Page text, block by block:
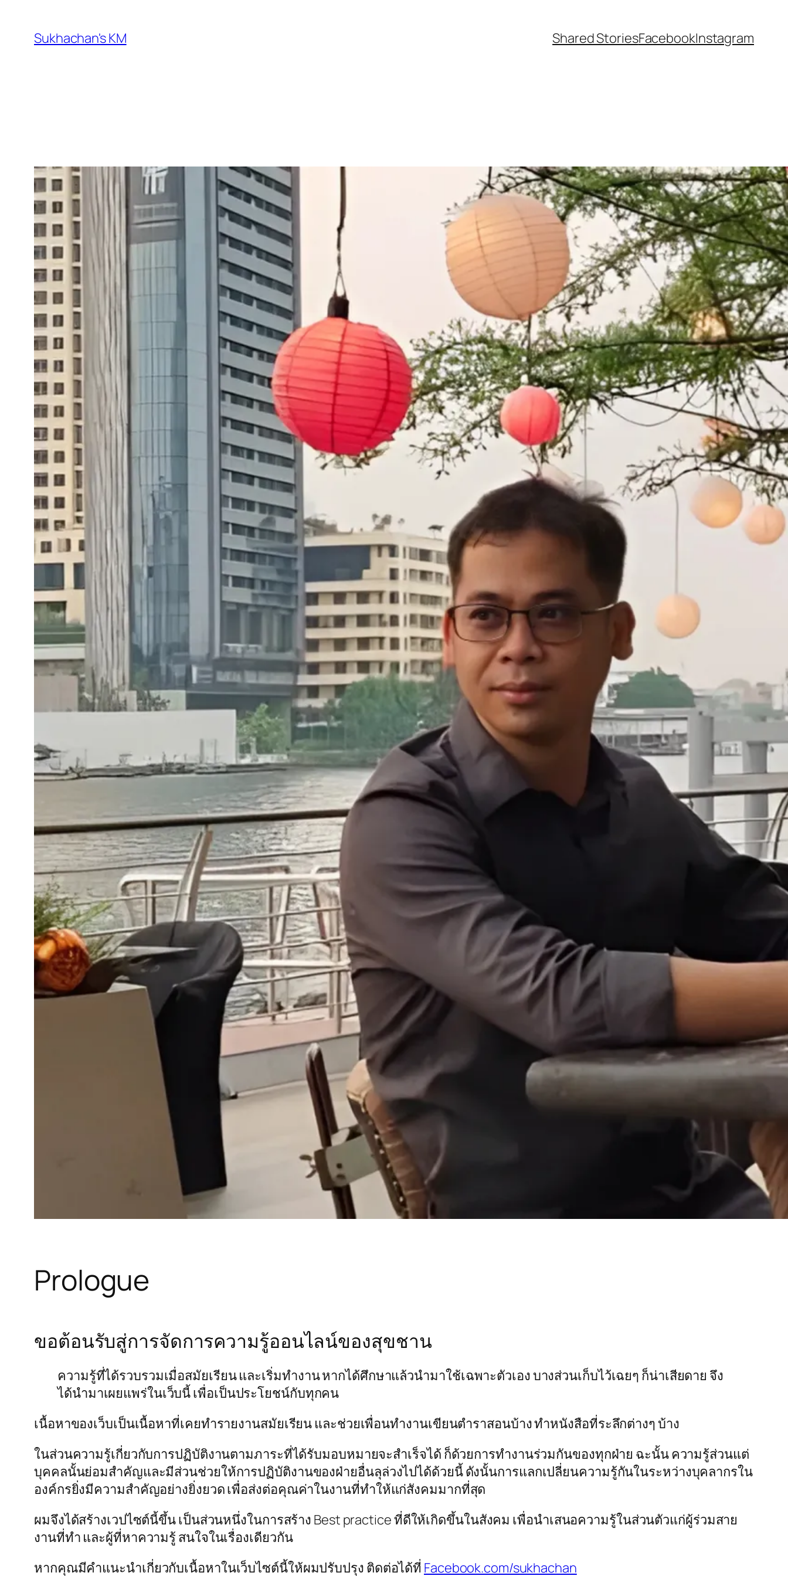
Sukhachan's KM Shared StoriesFacebookInstagram
Prologue
ขอต้อนรับสู่การจัดการความรู้ออนไลน์ของสุขชาน
ความรู้ที่ได้รวบรวมเมื่อสมัยเรียน และเริ่มทำงาน หากได้ศึกษาแล้วนำมาใช้เฉพาะตัวเอง บางส่วนเก็บไว้เฉยๆ ก็น่าเสียดาย จึง
ได้นำมาเผยแพร่ในเว็บนี้ เพื่อเป็นประโยชน์กับทุกคน
เนื้อหาของเว็บเป็นเนื้อหาที่เคยทำรายงานสมัยเรียน และช่วยเพื่อนทำงานเขียนตำราสอนบ้าง ทำหนังสือที่ระลึกต่างๆ บ้าง
ในส่วนความรู้เกี่ยวกับการปฏิบัติงานตามภาระที่ได้รับมอบหมายจะสำเร็จได้ ก็ด้วยการทำงานร่วมกันของทุกฝ่าย ฉะนั้น ความรู้ส่วนแต่
บุคคลนั้นย่อมสำคัญและมีส่วนช่วยให้การปฏิบัติงานของฝ่ายอื่นลุล่วงไปได้ด้วยนี้ ดังนั้นการแลกเปลี่ยนความรู้กันในระหว่างบุคลากรใน
องค์กรยิ่งมีความสำคัญอย่างยิ่งยวด เพื่อส่งต่อคุณค่าในงานที่ทำให้แก่สังคมมากที่สุด
ผมจึงได้สร้างเวปไซต์นี้ขึ้น เป็นส่วนหนึ่งในการสร้าง Best practice ที่ดีให้เกิดขึ้นในสังคม เพื่อนำเสนอความรู้ในส่วนตัวแก่ผู้ร่วมสาย
งานที่ทำ และผู้ที่หาความรู้ สนใจในเรื่องเดียวกัน
หากคุณมีคำแนะนำเกี่ยวกับเนื้อหาในเว็บไซต์นี้ให้ผมปรับปรุง ติดต่อได้ที่ Facebook.com/sukhachan